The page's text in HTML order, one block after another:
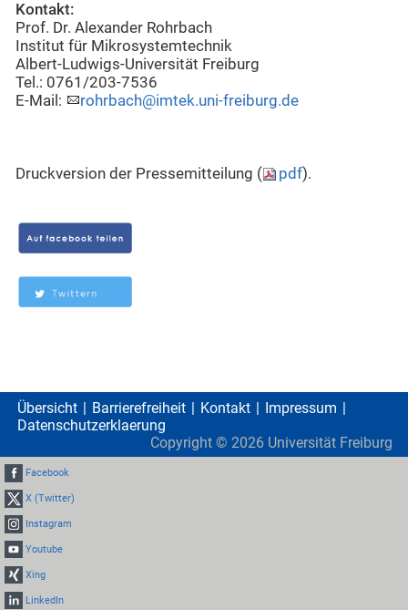
Kontakt:
Prof. Dr. Alexander Rohrbach
Institut für Mikrosystemtechnik
Albert-Ludwigs-Universität Freiburg
Tel.: 0761/203-7536
E-Mail:
rohrbach@imtek.uni-freiburg.de
Druckversion der Pressemitteilung ( pdf).
Übersicht Barrierefreiheit Kontakt
Impressum
Datenschutzerklaerung
Copyright © 2026 Universität Freiburg
Facebook
X (Twitter)
Instagram
Youtube
Xing
LinkedIn